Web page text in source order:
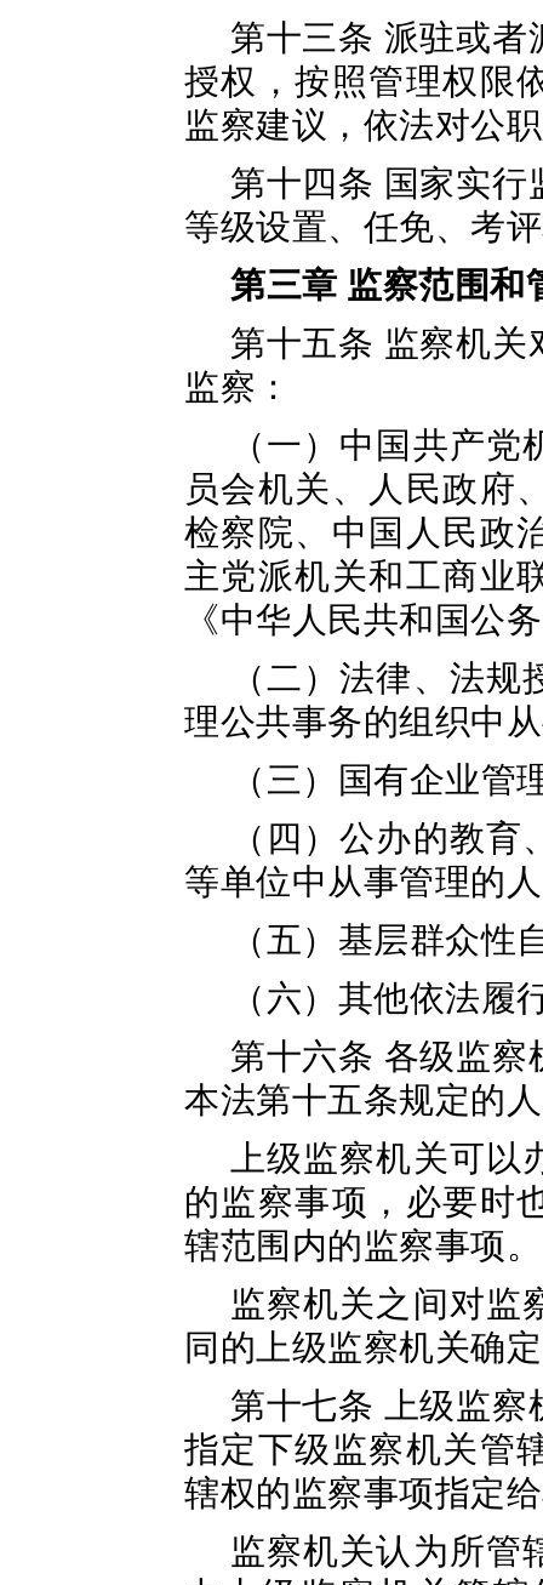
第十三条 派驻或
授权，按照管理权限
监察建议，依法对公
第十四条 国家实
等级设置、任免、考
第三章 监察范围和
第十五条 监察机
监察：
（一）中国共产
员会机关、人民政府
检察院、中国人民政
主党派机关和工商业
《中华人民共和国公
（二）法律、法
理公共事务的组织中
（三）国有企业管
（四）公办的教
等单位中从事管理的
（五）基层群众性
（六）其他依法履
第十六条 各级监
本法第十五条规定的
上级监察机关可
的监察事项，必要时
辖范围内的监察事项。
监察机关之间对监
同的上级监察机关确
第十七条 上级监
指定下级监察机关管
辖权的监察事项指定
监察机关认为所管